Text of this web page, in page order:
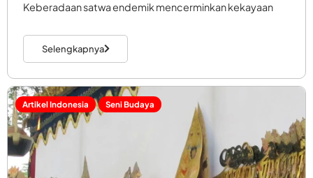
Keberadaan satwa endemik mencerminkan kekayaan
Selengkapnya
Artikel Indonesia Seni Budaya